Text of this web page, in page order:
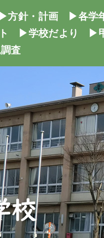
▶方針・計画 ▶各学
▶学校だより ▶
査